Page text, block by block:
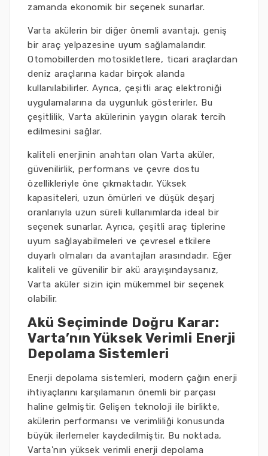
zamanda ekonomik bir seçenek sunarlar.
Varta akülerin bir diğer önemli avantajı, geniş
bir araç yelpazesine uyum sağlamalarıdır.
Otomobillerden motosikletlere, ticari araçlardan
deniz araçlarına kadar birçok alanda
kullanılabilirler. Ayrıca, çeşitli araç elektroniği
uygulamalarına da uygunluk gösterirler. Bu
çeşitlilik, Varta akülerinin yaygın olarak tercih
edilmesini sağlar.
kaliteli enerjinin anahtarı olan Varta aküler,
güvenilirlik, performans ve çevre dostu
özellikleriyle öne çıkmaktadır. Yüksek
kapasiteleri, uzun ömürleri ve düşük deşarj
oranlarıyla uzun süreli kullanımlarda ideal bir
seçenek sunarlar. Ayrıca, çeşitli araç tiplerine
uyum sağlayabilmeleri ve çevresel etkilere
duyarlı olmaları da avantajları arasındadır. Eğer
kaliteli ve güvenilir bir akü arayışındaysanız,
Varta aküler sizin için mükemmel bir seçenek
olabilir.
Akü Seçiminde Doğru Karar:
Varta’nın Yüksek Verimli Enerji
Depolama Sistemleri
Enerji depolama sistemleri, modern çağın enerji
ihtiyaçlarını karşılamanın önemli bir parçası
haline gelmiştir. Gelişen teknoloji ile birlikte,
akülerin performansı ve verimliliği konusunda
büyük ilerlemeler kaydedilmiştir. Bu noktada,
Varta'nın yüksek verimli enerji depolama